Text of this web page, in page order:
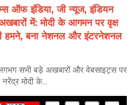
ऑफ इंडिया, जी न्यूज, इंडियन
में: मोदी के आगमन पर वृक्ष
हमने, बना नेशनल और इंटरनेशनल
सभी बड़े अखबारों और वेबसाइट्स पर
मोदी के...